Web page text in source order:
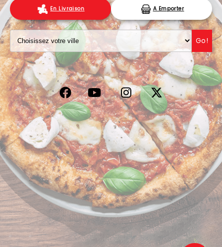
NOTRE RESTAURANT
VOS AVIS
MENTIONS LÉGALES
C.G.V
En Livraison A Emporter
Go!